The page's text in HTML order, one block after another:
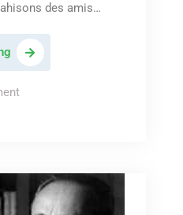
des amis…
« Réussir
sa
vie »
on